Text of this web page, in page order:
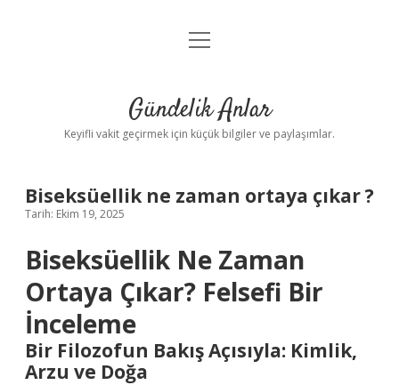
Anasayfa
Yasal Uyarı
menüyü
Gündelik Anlar
Keyifli vakit geçirmek için küçük bilgiler ve paylaşımlar.
Biseksüellik ne zaman ortaya çıkar ?
Tarih: Ekim 19, 2025
Biseksüellik Ne Zaman
Ortaya Çıkar? Felsefi Bir
İnceleme
Bir Filozofun Bakış Açısıyla: Kimlik,
Arzu ve Doğa